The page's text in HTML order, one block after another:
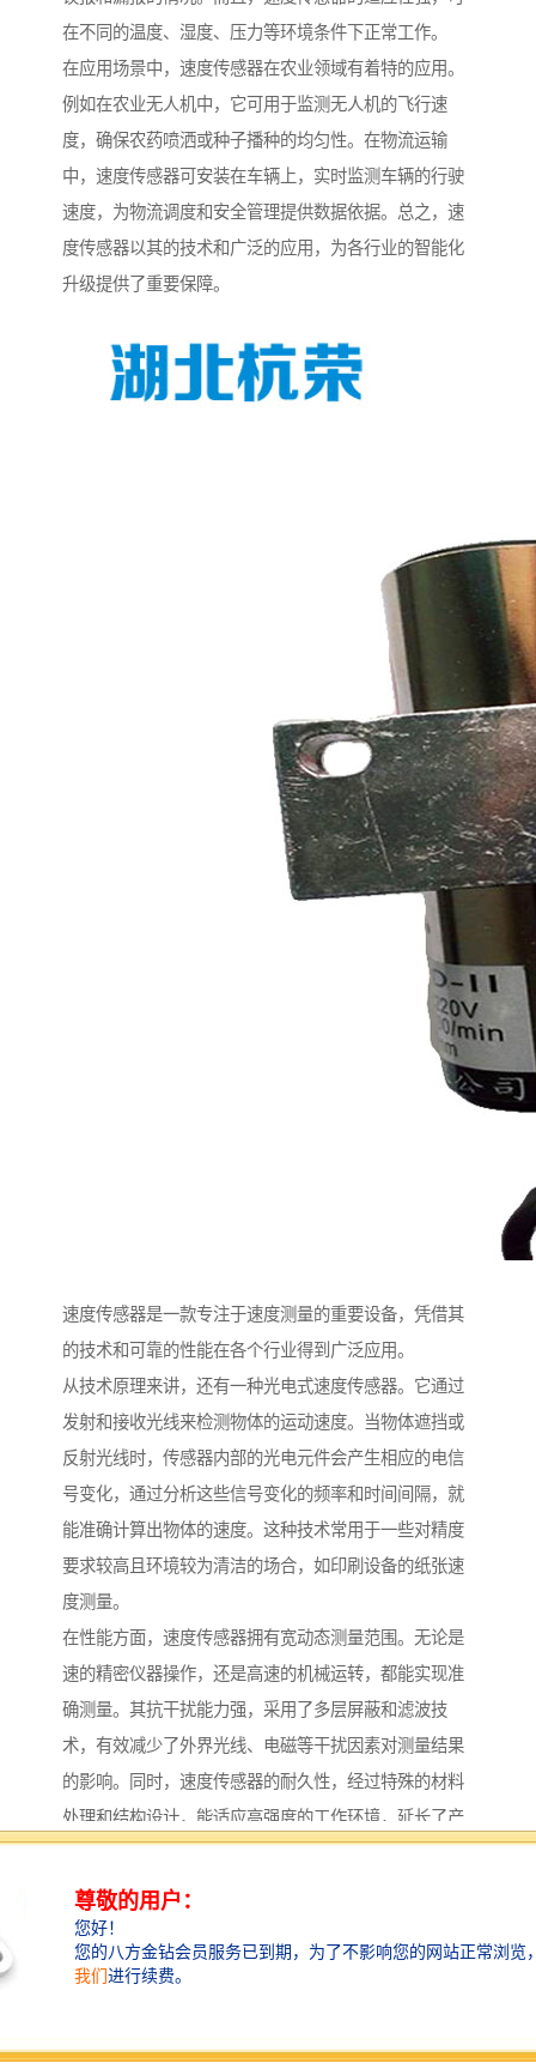
在不同的温度、湿度、压力等环境条件下正常工作。
在应用场景中，速度传感器在农业领域有着特的应用。
例如在农业无人机中，它可用于监测无人机的飞行速
度，确保农药喷洒或种子播种的均匀性。在物流运输
中，速度传感器可安装在车辆上，实时监测车辆的行驶
速度，为物流调度和安全管理提供数据依据。总之，速
度传感器以其的技术和广泛的应用，为各行业的智能化
升级提供了重要保障。
速度传感器是一款专注于速度测量的重要设备，凭借其
的技术和可靠的性能在各个行业得到广泛应用。
从技术原理来讲，还有一种光电式速度传感器。它通过
发射和接收光线来检测物体的运动速度。当物体遮挡或
反射光线时，传感器内部的光电元件会产生相应的电信
号变化，通过分析这些信号变化的频率和时间间隔，就
能准确计算出物体的速度。这种技术常用于一些对精度
要求较高且环境较为清洁的场合，如印刷设备的纸张速
度测量。
在性能方面，速度传感器拥有宽动态测量范围。无论是
速的精密仪器操作，还是高速的机械运转，都能实现准
确测量。其抗干扰能力强，采用了多层屏蔽和滤波技
术，有效减少了外界光线、电磁等干扰因素对测量结果
的影响。同时，速度传感器的耐久性，经过特殊的材料
处理和结构设计，能适应高强度的工作环境，延长了产
在应用场景中，速度传感器在设备中有着重要应用。例
如在跑步机等训练设备中，它可实时监测运动部件的速
度，为患者提供科学的训练指导。在智能交通领域，速